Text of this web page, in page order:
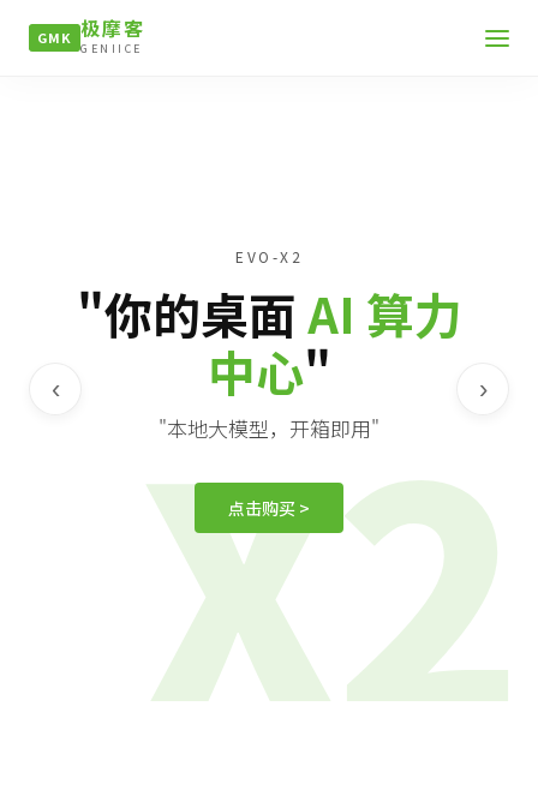
GMK 极摩客
GENIICE
X2
EVO-X2
"你的桌面AI 算力
中心"
"本地大模型，开箱即用"
点击购买 >
‹ ›